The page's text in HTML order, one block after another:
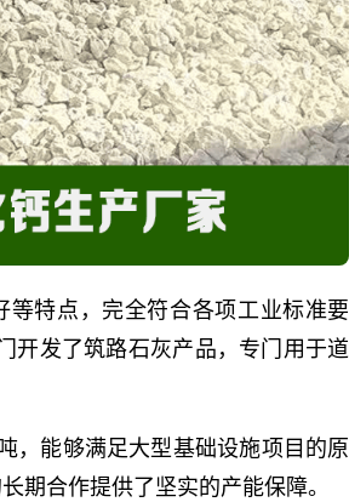
特点，完全符合各项工业标准要
开发了筑路石灰产品，专门用于道
，能够满足大型基础设施项目的原
期合作提供了坚实的产能保障。